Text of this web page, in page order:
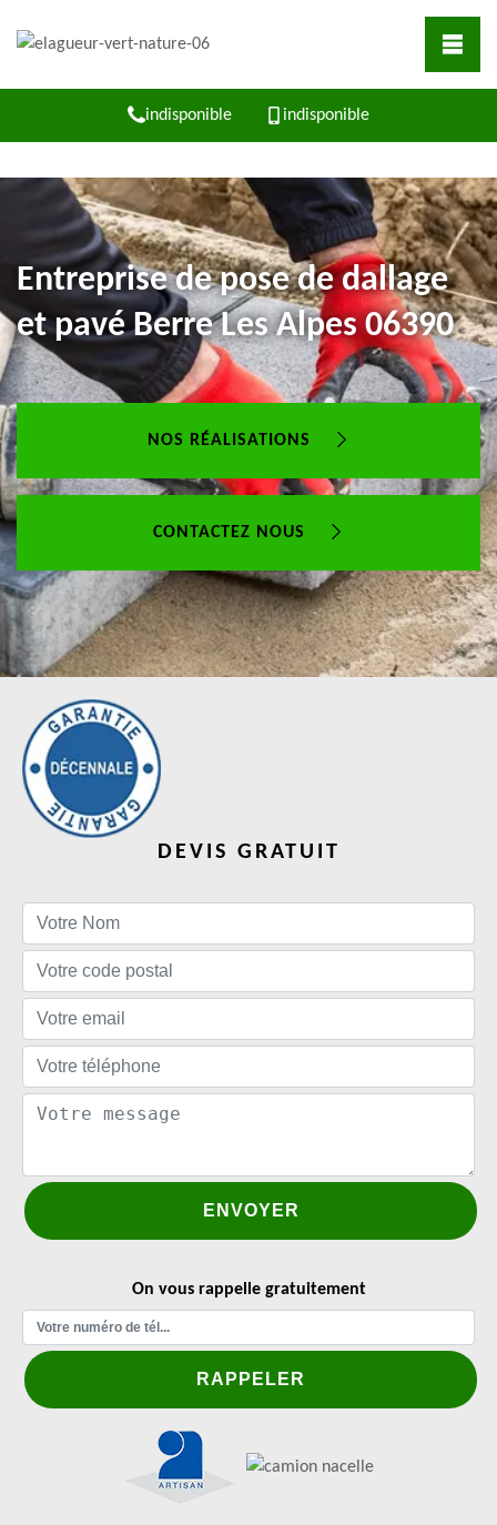
indisponible indisponible
Entreprise de pose de dallage
et pavé Berre Les Alpes 06390
NOS RÉALISATIONS
CONTACTEZ NOUS
DEVIS GRATUIT
On vous rappelle gratuitement